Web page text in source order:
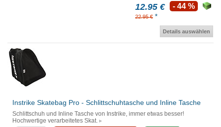
12.95 €
22.95 € *
- 44 %
Details auswählen
Instrike Skatebag Pro - Schlittschuhtasche und Inline Tasche
Schlittschuh und Inline Tasche von Instrike, immer etwas besser!
Hochwertige verarbeitetes Skat.